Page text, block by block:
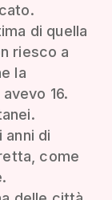
di quella
riesco a
la
16.
anni di
come